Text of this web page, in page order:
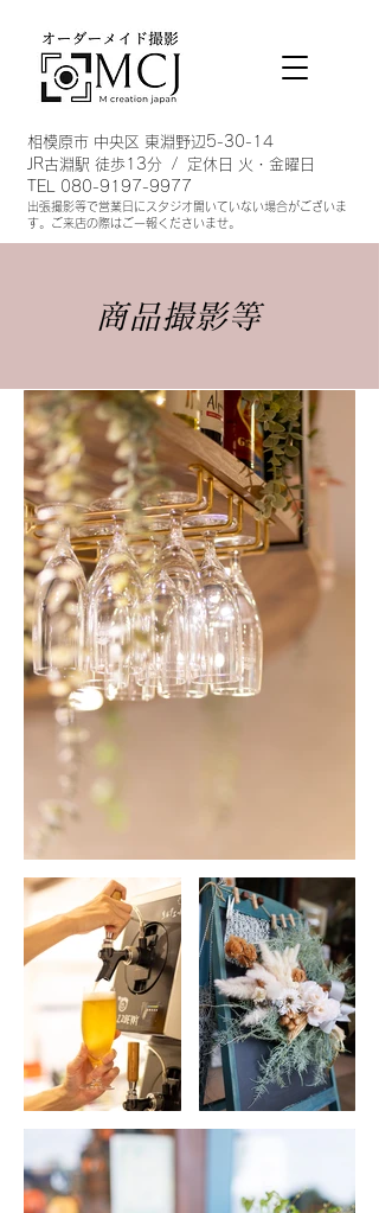
相模原市 中央区 東淵野辺5-30-14
JR古淵駅 徒歩13分 / 定休日 火・金曜日
TEL 080-9197-9977
出張撮影等で営業日にスタジオ開いていない場合がございま
す。ご来店の際はご一報くださいませ。
​商品撮影等